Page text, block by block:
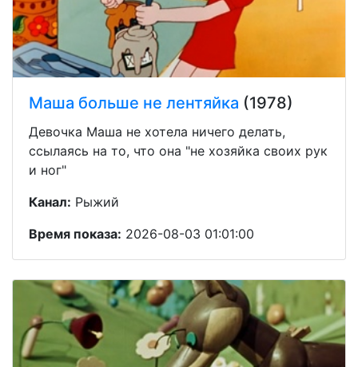
Маша больше не лентяйка (1978)
Девочка Маша не хотела ничего делать,
ссылаясь на то, что она "не хозяйка своих рук
и ног"
Канал: Рыжий
Время показа: 2026-08-03 01:01:00